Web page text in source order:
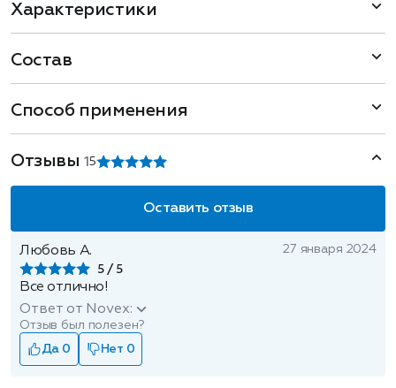
Характеристики
Состав
Способ применения
Отзывы1 5
Оставить отзыв
Любовь А.
5
27 января 2024
Все отлично!
Ответ от Novex:
Отзыв был полезен?
Да 0
Нет 0